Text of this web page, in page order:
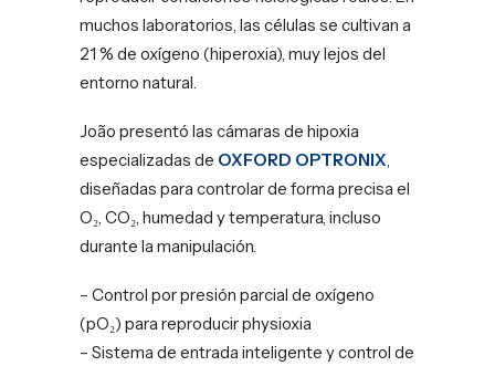
muchos laboratorios, las células se cultivan a
21 % de oxígeno (hiperoxia), muy lejos del
entorno natural.
João presentó las cámaras de hipoxia
especializadas de OXFORD OPTRONIX,
diseñadas para controlar de forma precisa el
O₂, CO₂, humedad y temperatura, incluso
durante la manipulación.
– Control por presión parcial de oxígeno
(pO₂) para reproducir physioxia
– Sistema de entrada inteligente y control de